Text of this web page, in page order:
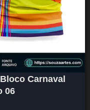
Carnaval
06